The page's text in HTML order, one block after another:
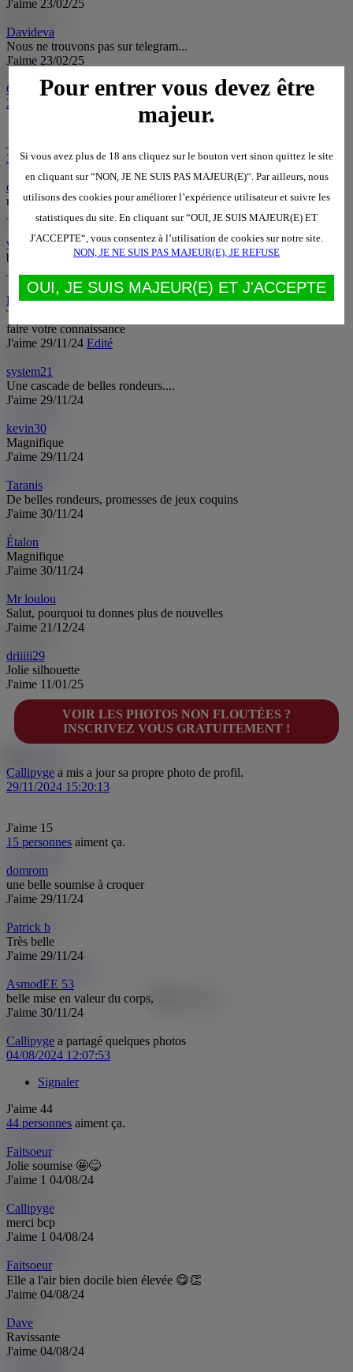
J'aime 23/02/25
Davideva
Nous ne trouvons pas sur telegram...
J'aime 23/02/25
Callipyge a mis à jour sa photo de couverture.
29/11/2024 15:20:57
J'aime
36 personnesaiment ça.
domromdo
domrom
magnifique
J'aime 29/11/24
vieux pervers
belle femme
J'aime 29/11/24
Patrick b
Très jolie corps de beaux seins ronds comme je les aime et j'aimerais
faire votre connaissance
J'aime 29/11/24 Edité
system21
Une cascade de belles rondeurs....
J'aime 29/11/24
kevin30
Magnifique
J'aime 29/11/24
Taranis
De belles rondeurs, promesses de jeux coquins
J'aime 30/11/24
Étalon
Magnifique
J'aime 30/11/24
Mr loulou
Salut, pourquoi tu donnes plus de nouvelles
J'aime 21/12/24
driiiii29
Jolie silhouette
J'aime 11/01/25
VOIR LES PHOTOS NON FLOUTÉES ?
INSCRIVEZ VOUS GRATUITEMENT !
Callipyge a mis a jour sa propre photo de profil.
29/11/2024 15:20:13
J'aime 15
15 personnes aiment ça.
domrom
une belle soumise à croquer
J'aime 29/11/24
Patrick b
Très belle
J'aime 29/11/24
AsmodEE 53
belle mise en valeur du corps,
J'aime 30/11/24
Callipyge a partagé quelques photos
04/08/2024 12:07:53
Signaler
J'aime 44
44 personnes aiment ça.
Faitsoeur
Jolie soumise 🤩😋
J'aime 1 04/08/24
Callipyge
merci bcp
J'aime 1 04/08/24
Faitsoeur
Elle a l'air bien docile bien élevée 😋👏
J'aime 04/08/24
Dave
Ravissante
J'aime 04/08/24
Pour entrer vous devez être
majeur.
Si vous avez plus de 18 ans cliquez sur le bouton vert sinon quittez le site
en cliquant sur “NON, JE NE SUIS PAS MAJEUR(E)“. Par ailleurs, nous
utilisons des cookies pour améliorer l’expérience utilisateur et suivre les
statistiques du site. En cliquant sur “OUI, JE SUIS MAJEUR(E) ET
J'ACCEPTE“, vous consentez à l’utilisation de cookies sur notre site.
NON, JE NE SUIS PAS MAJEUR(E), JE REFUSE
OUI, JE SUIS MAJEUR(E) ET J'ACCEPTE